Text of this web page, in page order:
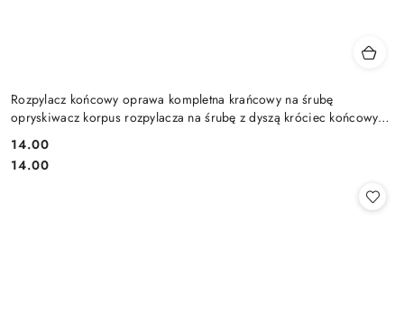
Rozpylacz końcowy oprawa kompletna krańcowy na śrubę
opryskiwacz korpus rozpylacza na śrubę z dyszą króciec końcowy
Cena:
14.00
Cena:
14.00